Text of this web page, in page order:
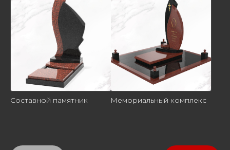
Составной памятник Мемориальный комплекс